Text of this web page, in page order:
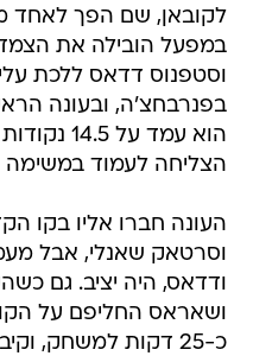
לקובאן, שם הפך לאחד
במפעל הובילה את הצמד
וסטפנוס דדאס ללכת
בפנרבחצ'ה, ובעונה
הוא עמד
הצליחה לעמוד
העונה חברו אליו בקו
וסרטאק שאנלי, אבל
ודדאס, היה יציב. גם
ושאראס החליפם על
כ-25 דקות למשחק,